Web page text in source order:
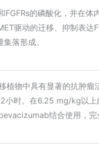
的磷酸化，并在
驱动的迁移、抑制表
落形成。
植物中具有显著的抗肿
小时。在6.25 mg/kg以
结合使用，完